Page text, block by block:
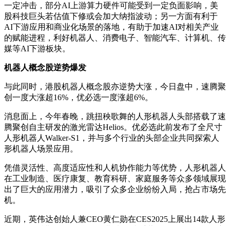
一定冲击，部分AI上游算力硬件可能受到一定负面影响，美
股科技巨头若估值下修或会加大纳指波动；另一方面有利于
AI下游应用和商业化场景的落地，有助于加速AI对相关产业
的赋能进程，利好机器人、消费电子、智能汽车、计算机、传
媒等AI下游板块。
机器人概念股逆势爆发
与此同时，港股机器人概念股亦逆势大涨，今日盘中，速腾聚
创一度大涨超16%，优必选一度涨超6%。
消息面上，今年春晚，跳扭秧歌舞的人形机器人头部搭载了速
腾聚创自主研发的激光雷达Helios。优必选此前发布了全尺寸
人形机器人Walker-S1，并与多个行业的头部企业共同探索人
形机器人场景应用。
凭借灵活性、高度适应性和人机协作能力等优势，人形机器人
在工业制造、医疗康复、教育科研、家庭服务等众多领域展现
出了巨大的应用潜力，吸引了众多企业纷纷入局，抢占市场先
机。
近期，英伟达创始人兼CEO黄仁勋在CES2025上展出14款人形